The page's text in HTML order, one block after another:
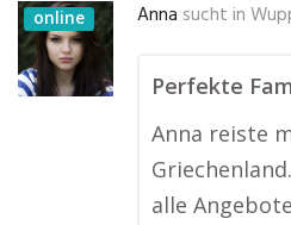
online Anna sucht in
Perfekte
Anna reiste
alle